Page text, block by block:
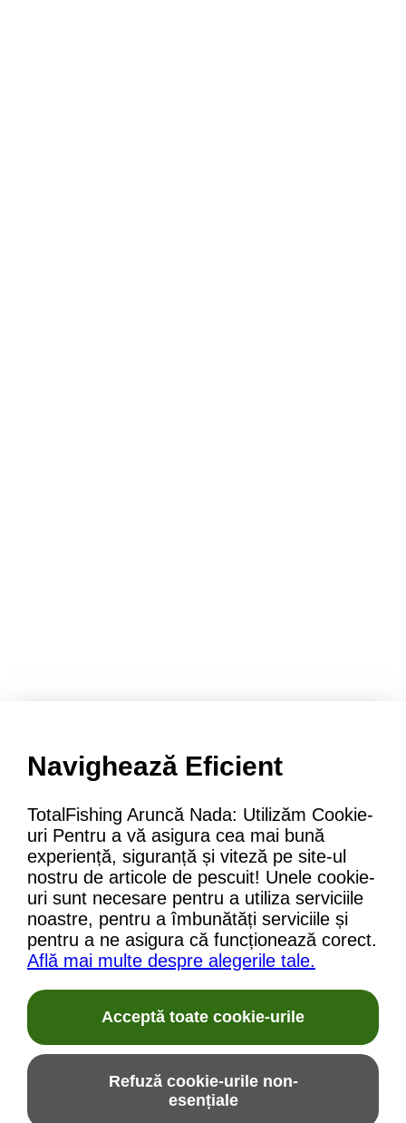
Navighează Eficient
TotalFishing Aruncă Nada: Utilizăm Cookie-
uri Pentru a vă asigura cea mai bună
experiență, siguranță și viteză pe site-ul
nostru de articole de pescuit! Unele cookie-
uri sunt necesare pentru a utiliza serviciile
noastre, pentru a îmbunătăți serviciile și
pentru a ne asigura că funcționează corect.
Află mai multe despre alegerile tale.
Acceptă toate cookie-urile
Refuză cookie-urile non-
esențiale